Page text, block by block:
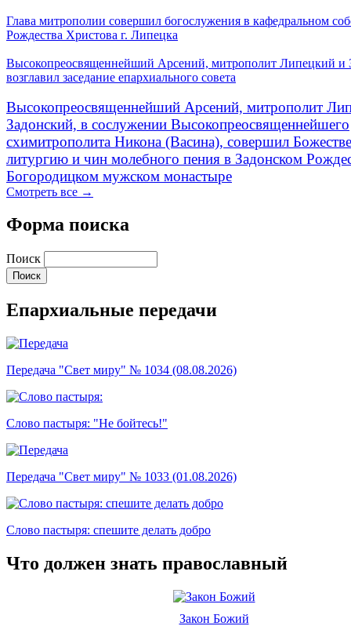
Глава митрополии совершил богослужения в кафедральном
Рождества Христова г. Липецка
Высокопреосвященнейший Арсений, митрополит Липецкий и
возглавил заседание епархиального совета
Высокопреосвященнейший Арсений, митрополит
Задонский, в сослужении Высокопреосвященнейшего
схимитрополита Никона (Васина), совершил
литургию и чин молебного пения в Задонском
Богородицком мужском монастыре
Смотреть все →
Форма поиска
Поиск
Епархиальные передачи
Передача "Свет миру" № 1034 (08.08.2026)
Слово пастыря: "Не бойтесь!"
Передача "Свет миру" № 1033 (01.08.2026)
Слово пастыря: спешите делать добро
Что должен знать православный
Закон Божий